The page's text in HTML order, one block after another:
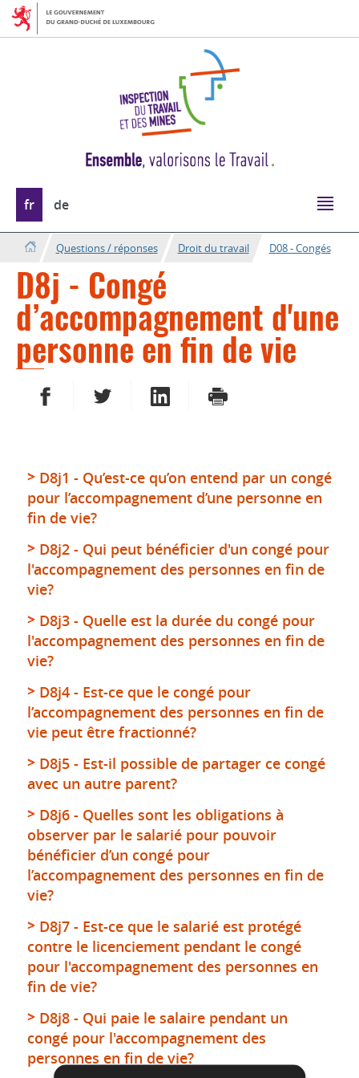
Aller
Aller
au
Changer
de
langue
fr de
Questions / réponses Droit du travail D08 - Congés
D8j - Congé
d’accompagnement d'une
personne en fin de vie
PARTAGER SUR FACEBOOK
PARTAGER SUR TWITTER
PARTAGER SUR LINKEDIN
IMPRIMER
D8j1 - Qu’est-ce qu’on entend par un congé
pour l’accompagnement d’une personne en
fin de vie?
D8j2 - Qui peut bénéficier d'un congé pour
l'accompagnement des personnes en fin de
vie?
D8j3 - Quelle est la durée du congé pour
l'accompagnement des personnes en fin de
vie?
D8j4 - Est-ce que le congé pour
l’accompagnement des personnes en fin de
vie peut être fractionné?
D8j5 - Est-il possible de partager ce congé
avec un autre parent?
D8j6 - Quelles sont les obligations à
observer par le salarié pour pouvoir
bénéficier d’un congé pour
l’accompagnement des personnes en fin de
vie?
D8j7 - Est-ce que le salarié est protégé
contre le licenciement pendant le congé
pour l'accompagnement des personnes en
fin de vie?
D8j8 - Qui paie le salaire pendant un
congé pour l'accompagnement des
personnes en fin de vie?